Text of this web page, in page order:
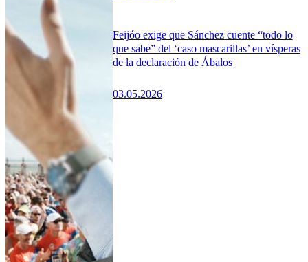
Feijóo exige que Sánchez cuente “todo lo
que sabe” del ‘caso mascarillas’ en vísperas
de la declaración de Ábalos
03.05.2026